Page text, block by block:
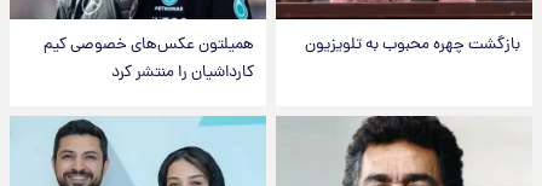
بازگشت چهره محبوب به تلویزیون
همیلتون عکس‌های خصوصی کیم‌
کارداشیان را منتشر کرد